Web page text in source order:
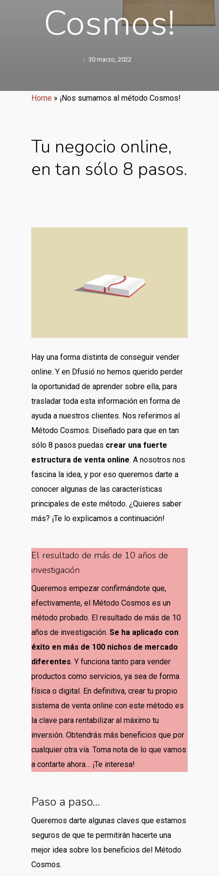
Cosmos!
30 marzo, 2022
Home » ¡Nos sumamos al método Cosmos!
Tu negocio online,
en tan sólo 8 pasos.
Hay una forma distinta de conseguir vender
online. Y en Dfusió no hemos querido perder
la oportunidad de aprender sobre ella, para
trasladar toda esta información en forma de
ayuda a nuestros clientes. Nos referimos al
Método Cosmos. Diseñado para que en tan
sólo 8 pasos puedas crear una fuerte
estructura de venta online. A nosotros nos
fascina la idea, y por eso queremos darte a
conocer algunas de las características
principales de este método. ¿Quieres saber
más? ¡Te lo explicamos a continuación!
El resultado de más de 10 años de
investigación
Queremos empezar confirmándote que,
efectivamente, el Método Cosmos es un
método probado. El resultado de más de 10
años de investigación.Se ha aplicado con
éxito en más de 100 nichos de mercado
diferentes. Y funciona tanto para vender
productos como servicios, ya sea de forma
física o digital. En definitiva, crear tu propio
sistema de venta online con este método es
la clave para rentabilizar al máximo tu
inversión. Obtendrás más beneficios que por
cualquier otra vía. Toma nota de lo que vamos
a contarte ahora… ¡Te interesa!
Paso a paso…
Queremos darte algunas claves que estamos
seguros de que te permitirán hacerte una
mejor idea sobre los beneficios del Método
Cosmos.